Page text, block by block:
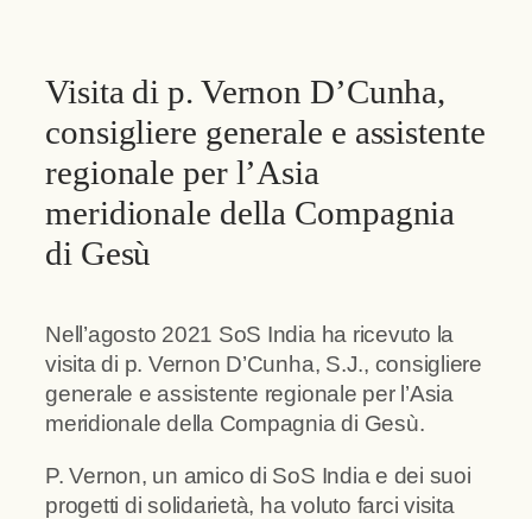
Visita di p. Vernon D’Cunha,
consigliere generale e assistente
regionale per l’Asia
meridionale della Compagnia
di Gesù
Nell’agosto 2021 SoS India ha ricevuto la
visita di p. Vernon D’Cunha, S.J., consigliere
generale e assistente regionale per l’Asia
meridionale della Compagnia di Gesù.
P. Vernon, un amico di SoS India e dei suoi
progetti di solidarietà, ha voluto farci visita